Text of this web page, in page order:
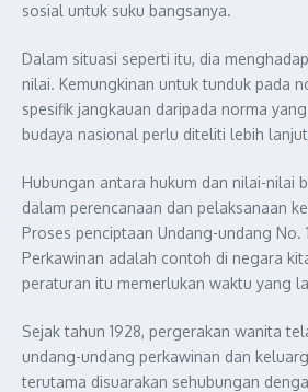
sosial untuk suku bangsanya.
Dalam situasi seperti itu, dia
nilai. Kemungkinan untuk tunduk pada
spesifik jangkauan daripada norma
budaya nasional perlu diteliti lebih
Hubungan antara hukum dan nilai-nilai
dalam perencanaan dan pelaksanaan
Proses penciptaan Undang-undang No.
Perkawinan adalah contoh di negara
peraturan itu memerlukan waktu yang
Sejak tahun 1928, pergerakan wanita
undang-undang perkawinan dan
terutama disuarakan sehubungan